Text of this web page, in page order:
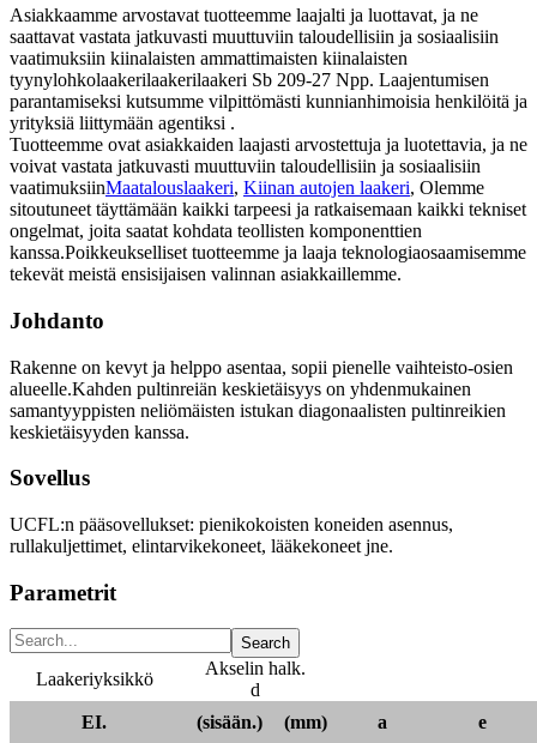
Asiakkaamme arvostavat tuotteemme laajalti ja luottavat, ja ne
saattavat vastata jatkuvasti muuttuviin taloudellisiin ja sosiaalisiin
vaatimuksiin kiinalaisten ammattimaisten kiinalaisten
tyynylohkolaakerilaakerilaakeri Sb 209-27 Npp. Laajentumisen
parantamiseksi kutsumme vilpittömästi kunnianhimoisia henkilöitä ja
yrityksiä liittymään agentiksi .
Tuotteemme ovat asiakkaiden laajasti arvostettuja ja luotettavia, ja ne
voivat vastata jatkuvasti muuttuviin taloudellisiin ja sosiaalisiin
vaatimuksiinMaatalouslaakeri, Kiinan autojen laakeri, Olemme
sitoutuneet täyttämään kaikki tarpeesi ja ratkaisemaan kaikki tekniset
ongelmat, joita saatat kohdata teollisten komponenttien
kanssa.Poikkeukselliset tuotteemme ja laaja teknologiaosaamisemme
tekevät meistä ensisijaisen valinnan asiakkaillemme.
Johdanto
Rakenne on kevyt ja helppo asentaa, sopii pienelle vaihteisto-osien
alueelle.Kahden pultinreiän keskietäisyys on yhdenmukainen
samantyyppisten neliömäisten istukan diagonaalisten pultinreikien
keskietäisyyden kanssa.
Sovellus
UCFL:n pääsovellukset: pienikokoisten koneiden asennus,
rullakuljettimet, elintarvikekoneet, lääkekoneet jne.
Parametrit
Laakeriyksikkö
Akselin halk.
d
EI.
(sisään.) (mm) a e